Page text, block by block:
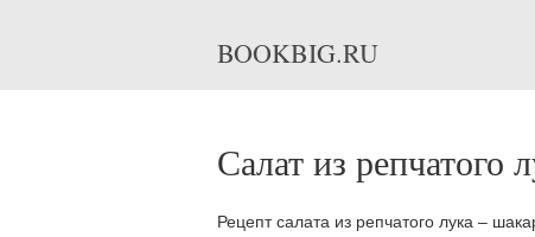
BOOKBIG.RU
Салат из репчатого
Рецепт салата из репчатого лука –